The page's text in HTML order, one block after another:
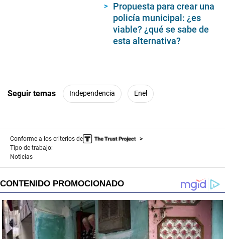
Propuesta para crear una
policía municipal: ¿es
viable? ¿qué se sabe de
esta alternativa?
Seguir temas Independencia Enel
Conforme a los criterios de
Tipo de trabajo:
Noticias